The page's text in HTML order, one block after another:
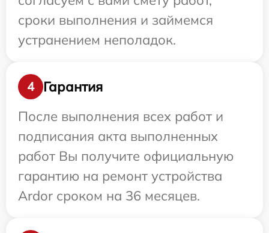
сроки выполнения и займемся
устранением неполадок.
4
Гарантия
После выполнения всех работ и
подписания акта выполненных
работ Вы получите официальную
гарантию на ремонт устройства
Ardor сроком на 36 месяцев.